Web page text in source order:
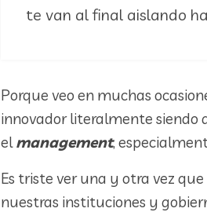
te van al final aislando
Porque veo en muchas
innovador literalmente
elmanagement,
Es triste ver una y otra vez
nuestras instituciones y